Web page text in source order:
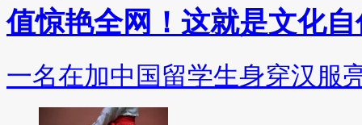
值惊艳全网！这就是文化
一名在加中国留学生身穿汉服